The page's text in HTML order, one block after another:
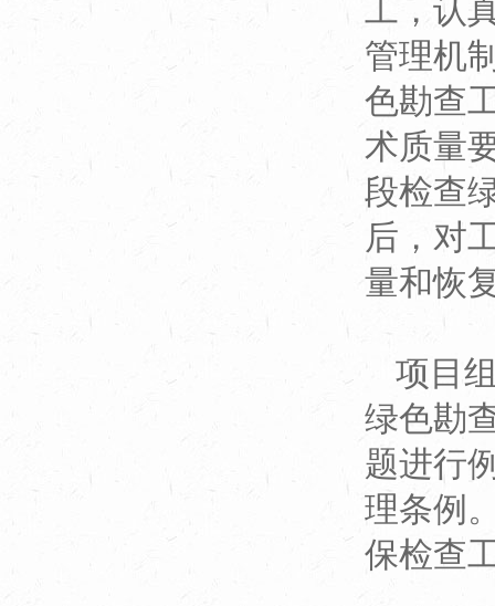
工，认
管理机
色勘查
术质量
段检查
后，对
量和恢
项目
绿色勘
题进行
理条例
保检查